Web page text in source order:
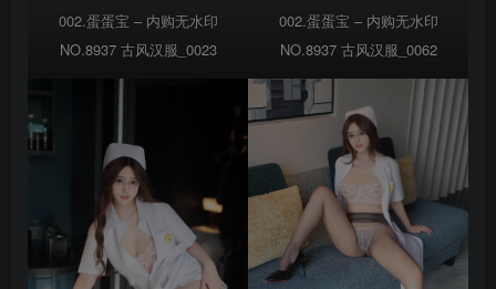
002.蛋蛋宝 – 内购无水印
NO.8937 古风汉服_0023
002.蛋蛋宝 – 内购无水印
NO.8937 古风汉服_0062